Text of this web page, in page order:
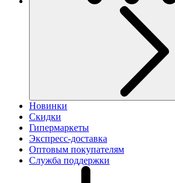
Новинки
Скидки
Гипермаркеты
Экспресс-доставка
Оптовым покупателям
Служба поддержки